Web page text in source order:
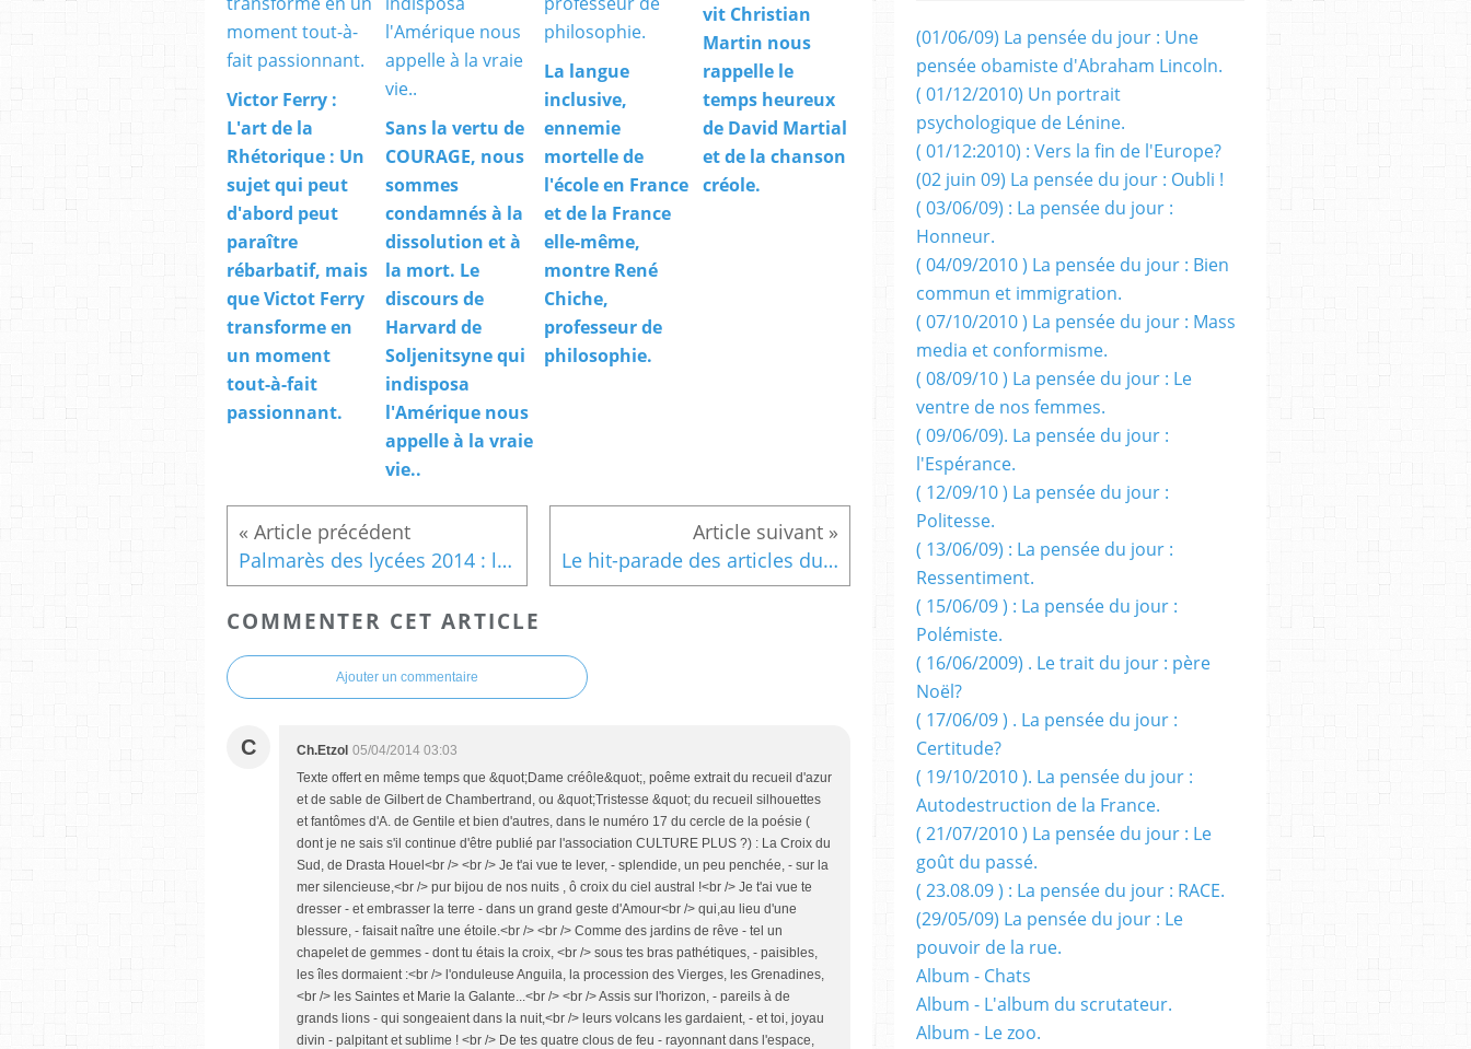
Victor Ferry :
L'art de la
Rhétorique : Un
sujet qui peut
d'abord peut
paraître
rébarbatif, mais
que Victot Ferry
transforme en
un moment
tout-à-fait
passionnant.
Sans la vertu de
COURAGE, nous
sommes
condamnés à la
dissolution et à
la mort. Le
discours de
Harvard de
Soljenitsyne qui
indisposa
l'Amérique nous
appelle à la vraie
vie..
La langue
inclusive,
ennemie
mortelle de
l'école en France
et de la France
elle-même,
montre René
Chiche,
professeur de
philosophie.
vit Christian
Martin nous
rappelle le
temps heureux
de David Martial
et de la chanson
créole.
Palmarès des lycées 2014 : les meilleurs établissements de France Le hit-parade des articles du Scrutateur de cette semaine auprès de ses lecteurs.
COMMENTER CET ARTICLE
Ajouter un commentaire
C Ch.Etzol 05/04/2014 03:03
Texte offert en même temps que &quot;Dame créôle&quot;, poême extrait du recueil d'azur
et de sable de Gilbert de Chambertrand, ou &quot;Tristesse &quot; du recueil silhouettes
et fantômes d'A. de Gentile et bien d'autres, dans le numéro 17 du cercle de la poésie (
dont je ne sais s'il continue d'être publié par l'association CULTURE PLUS ?) : La Croix du
Sud, de Drasta Houel<br /> <br /> Je t'ai vue te lever, - splendide, un peu penchée, - sur la
mer silencieuse,<br /> pur bijou de nos nuits , ô croix du ciel austral !<br /> Je t'ai vue te
dresser - et embrasser la terre - dans un grand geste d'Amour<br /> qui,au lieu d'une
blessure, - faisait naître une étoile.<br /> <br /> Comme des jardins de rêve - tel un
chapelet de gemmes - dont tu étais la croix, <br /> sous tes bras pathétiques, - paisibles,
les îles dormaient :<br /> l'onduleuse Anguila, la procession des Vierges, les Grenadines,
<br /> les Saintes et Marie la Galante...<br /> <br /> Assis sur l'horizon, - pareils à de
grands lions - qui songeaient dans la nuit,<br /> leurs volcans les gardaient, - et toi, joyau
divin - palpitant et sublime ! <br /> De tes quatre clous de feu - rayonnant dans l'espace,
(01/06/09) La pensée du jour : Une
pensée obamiste d'Abraham Lincoln.
( 01/12/2010) Un portrait
psychologique de Lénine.
( 01/12:2010) : Vers la fin de l'Europe?
(02 juin 09) La pensée du jour : Oubli !
( 03/06/09) : La pensée du jour :
Honneur.
( 04/09/2010 ) La pensée du jour : Bien
commun et immigration.
( 07/10/2010 ) La pensée du jour : Mass
media et conformisme.
( 08/09/10 ) La pensée du jour : Le
ventre de nos femmes.
( 09/06/09). La pensée du jour :
l'Espérance.
( 12/09/10 ) La pensée du jour :
Politesse.
( 13/06/09) : La pensée du jour :
Ressentiment.
( 15/06/09 ) : La pensée du jour :
Polémiste.
( 16/06/2009) . Le trait du jour : père
Noël?
( 17/06/09 ) . La pensée du jour :
Certitude?
( 19/10/2010 ). La pensée du jour :
Autodestruction de la France.
( 21/07/2010 ) La pensée du jour : Le
goût du passé.
( 23.08.09 ) : La pensée du jour : RACE.
(29/05/09) La pensée du jour : Le
pouvoir de la rue.
Album - Chats
Album - L'album du scrutateur.
Album - Le zoo.